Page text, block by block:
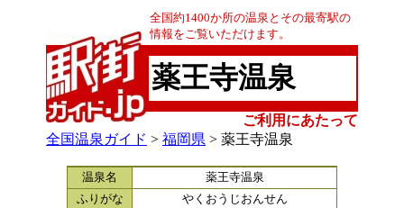
全国約1400か所の温泉とその最寄駅の
情報をご覧いただけます。
薬王寺温泉
ご利用にあたって
全国温泉ガイド > 福岡県 > 薬王寺温泉
温泉名
薬王寺温泉
ふりがな
やくおうじおんせん